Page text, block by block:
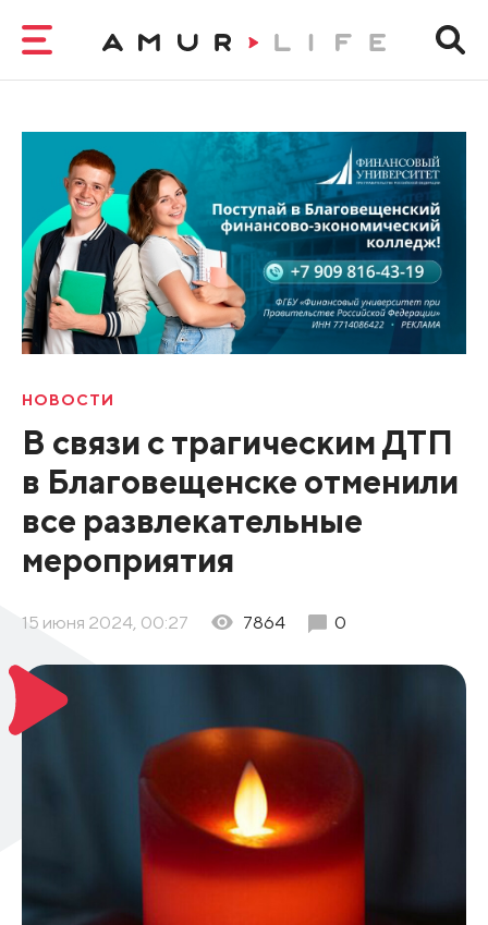
НОВОСТИ
В связи с трагическим ДТП
в Благовещенске отменили
все развлекательные
мероприятия
15 июня 2024, 00:27 7864 0